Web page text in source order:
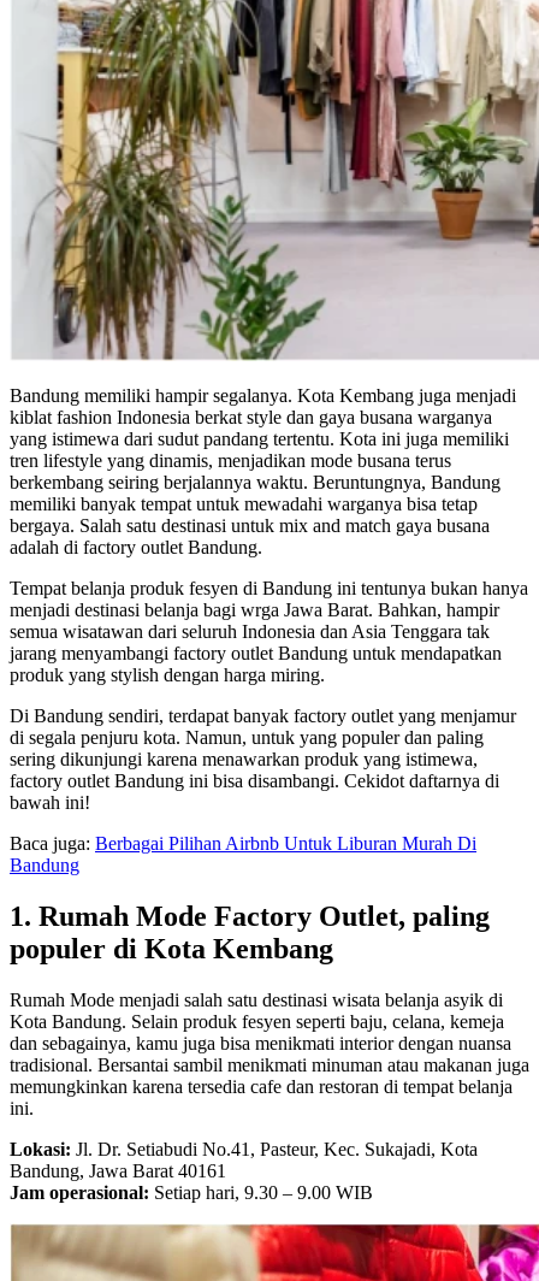
Bandung memiliki hampir segalanya. Kota Kembang juga menjadi
kiblat fashion Indonesia berkat style dan gaya busana warganya
yang istimewa dari sudut pandang tertentu. Kota ini juga memiliki
tren lifestyle yang dinamis, menjadikan mode busana terus
berkembang seiring berjalannya waktu. Beruntungnya, Bandung
memiliki banyak tempat untuk mewadahi warganya bisa tetap
bergaya. Salah satu destinasi untuk mix and match gaya busana
adalah di factory outlet Bandung.
Tempat belanja produk fesyen di Bandung ini tentunya bukan hanya
menjadi destinasi belanja bagi wrga Jawa Barat. Bahkan, hampir
semua wisatawan dari seluruh Indonesia dan Asia Tenggara tak
jarang menyambangi factory outlet Bandung untuk mendapatkan
produk yang stylish dengan harga miring.
Di Bandung sendiri, terdapat banyak factory outlet yang menjamur
di segala penjuru kota. Namun, untuk yang populer dan paling
sering dikunjungi karena menawarkan produk yang istimewa,
factory outlet Bandung ini bisa disambangi. Cekidot daftarnya di
bawah ini!
Baca juga: Berbagai Pilihan Airbnb Untuk Liburan Murah Di
Bandung
1. Rumah Mode Factory Outlet, paling
populer di Kota Kembang
Rumah Mode menjadi salah satu destinasi wisata belanja asyik di
Kota Bandung. Selain produk fesyen seperti baju, celana, kemeja
dan sebagainya, kamu juga bisa menikmati interior dengan nuansa
tradisional. Bersantai sambil menikmati minuman atau makanan juga
memungkinkan karena tersedia cafe dan restoran di tempat belanja
ini.
Lokasi: Jl. Dr. Setiabudi No.41, Pasteur, Kec. Sukajadi, Kota
Bandung, Jawa Barat 40161
Jam operasional: Setiap hari, 9.30 – 9.00 WIB